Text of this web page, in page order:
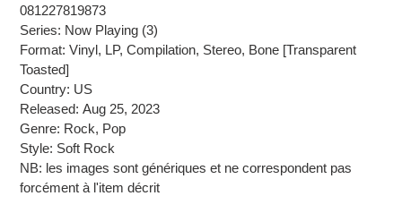
081227819873
Series: Now Playing (3)
Format: Vinyl, LP, Compilation, Stereo, Bone [Transparent
Toasted]
Country: US
Released: Aug 25, 2023
Genre: Rock, Pop
Style: Soft Rock
NB: les images sont génériques et ne correspondent pas
forcément à l'item décrit